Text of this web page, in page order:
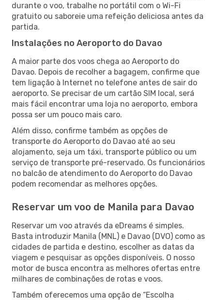
durante o voo, trabalhe no portátil com o Wi-Fi
gratuito ou saboreie uma refeição deliciosa antes da
partida.
Instalações no Aeroporto do Davao
A maior parte dos voos chega ao Aeroporto do
Davao. Depois de recolher a bagagem, confirme que
tem ligação à Internet no telefone antes de sair do
aeroporto. Se precisar de um cartão SIM local, será
mais fácil encontrar uma loja no aeroporto, embora
possa ser um pouco mais caro.
Além disso, confirme também as opções de
transporte do Aeroporto do Davao até ao seu
alojamento, seja um táxi, transporte público ou um
serviço de transporte pré-reservado. Os funcionários
no balcão de atendimento do Aeroporto do Davao
podem recomendar as melhores opções.
Reservar um voo de Manila para Davao
Reservar um voo através da eDreams é simples.
Basta introduzir Manila (MNL) e Davao (DVO) como as
cidades de partida e destino, escolher as datas da
viagem e pesquisar as opções disponíveis. O nosso
motor de busca encontra as melhores ofertas entre
milhares de combinações de rotas e voos.
Também oferecemos uma opção de “Escolha